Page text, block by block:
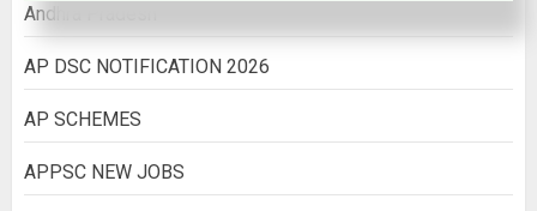
Andhra Pradesh
AP DSC NOTIFICATION 2026
AP SCHEMES
APPSC NEW JOBS